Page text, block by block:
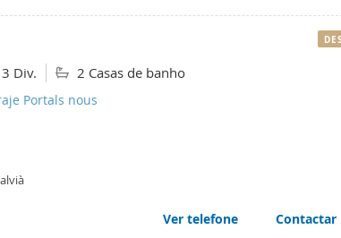
3 Div. 2 Casas de banho
Portals nous
Ver telefone Contactar